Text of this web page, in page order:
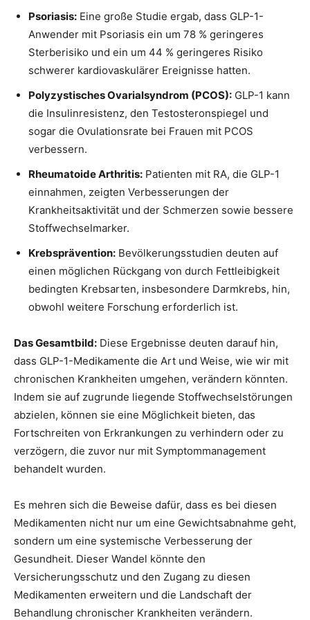
Psoriasis: Eine große Studie ergab, dass GLP-1-
Anwender mit Psoriasis ein um 78 % geringeres
Sterberisiko und ein um 44 % geringeres Risiko
schwerer kardiovaskulärer Ereignisse hatten.
Polyzystisches Ovarialsyndrom (PCOS): GLP-1 kann
die Insulinresistenz, den Testosteronspiegel und
sogar die Ovulationsrate bei Frauen mit PCOS
verbessern.
Rheumatoide Arthritis: Patienten mit RA, die GLP-1
einnahmen, zeigten Verbesserungen der
Krankheitsaktivität und der Schmerzen sowie bessere
Stoffwechselmarker.
Krebsprävention: Bevölkerungsstudien deuten auf
einen möglichen Rückgang von durch Fettleibigkeit
bedingten Krebsarten, insbesondere Darmkrebs, hin,
obwohl weitere Forschung erforderlich ist.
Das Gesamtbild: Diese Ergebnisse deuten darauf hin,
dass GLP-1-Medikamente die Art und Weise, wie wir mit
chronischen Krankheiten umgehen, verändern könnten.
Indem sie auf zugrunde liegende Stoffwechselstörungen
abzielen, können sie eine Möglichkeit bieten, das
Fortschreiten von Erkrankungen zu verhindern oder zu
verzögern, die zuvor nur mit Symptommanagement
behandelt wurden.
Es mehren sich die Beweise dafür, dass es bei diesen
Medikamenten nicht nur um eine Gewichtsabnahme geht,
sondern um eine systemische Verbesserung der
Gesundheit. Dieser Wandel könnte den
Versicherungsschutz und den Zugang zu diesen
Medikamenten erweitern und die Landschaft der
Behandlung chronischer Krankheiten verändern.